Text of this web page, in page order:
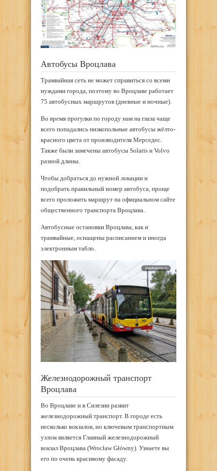
Автобусы Вроцлава
Трамвайная сеть не может справиться со всеми
нуждами города, поэтому во Вроцлаве работает
75 автобусных маршрутов (дневные и ночные).
Во время прогулки по городу нам на глаза чаще
всего попадались низкопольные автобусы жёлто-
красного цвета от производителя Мерседес.
Также были замечены автобусы Solaris и Volvo
разной длины.
Чтобы добраться до нужной локации и
подобрать правильный номер автобуса, проще
всего проложить маршрут на официальном сайте
общественного транспорта Вроцлава.
Автобусные остановки Вроцлава, как и
трамвайные, оснащены расписанием и иногда
электронным табло.
Железнодорожный транспорт
Вроцлава
Во Вроцлаве и в Силезии развит
железнодорожный транспорт. В городе есть
несколько вокзалов, но ключевым транспортным
узлом является Главный железнодорожный
вокзал Вроцлава (Wrocław Główny). Узнаете вы
его по очень красивому фасаду.